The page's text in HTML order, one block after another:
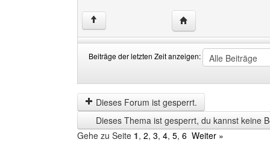
↑ Website dieses
Beiträge der letzten Zeit anzeigen:
der
letzten
Zeit
anzeigen
by
Dieses Forum ist gesperrt.
Dieses Thema ist gesperrt, du kannst keine
Gehe zu Seite 1, 2, 3, 4, 5, 6 Weiter »